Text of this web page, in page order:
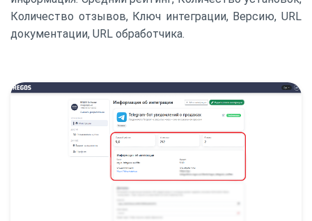
Количество отзывов, Ключ интеграции, Версию, URL
документации, URL обработчика.